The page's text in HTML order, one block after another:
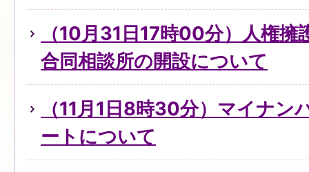
（10月31日17時00分）人権擁
合同相談所の開設について
（11月1日8時30分）マイナン
ートについて